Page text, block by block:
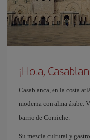
¡Hola,
Casablanca, en la costa
moderna con alma árabe.
barrio de Corniche.
Su mezcla cultural y